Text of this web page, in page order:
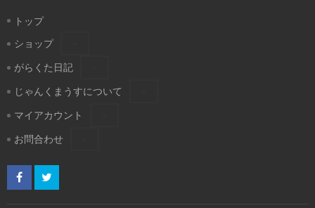
トップ
ショップ
がらくた日記
じゃんくまうすについて
マイアカウント
お問合わせ